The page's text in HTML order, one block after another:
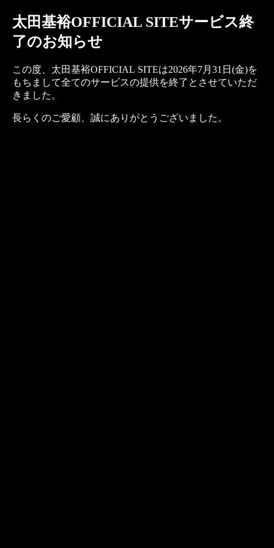
太田基裕OFFICIAL SITEサービス終
了のお知らせ
この度、太田基裕OFFICIAL SITEは2026年7月31日(金)を
もちまして全てのサービスの提供を終了とさせていただ
きました。
長らくのご愛顧、誠にありがとうございました。